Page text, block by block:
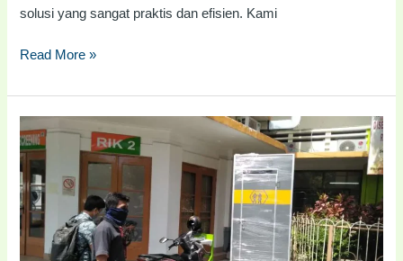
solusi yang sangat praktis dan efisien. Kami
Read More »
Jual
Toilet
Portable
Palu
|
#082116688110